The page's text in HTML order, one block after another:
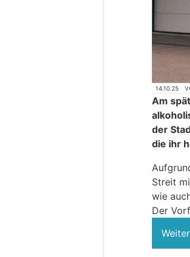
14.10.25
Am
der
die ihr
Streit
wie
Der